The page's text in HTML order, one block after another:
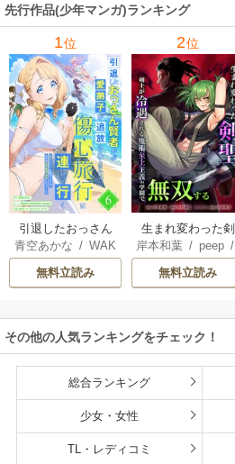
れて元パーティー
メンバーと世界に
復讐＆『ざま
ぁ！』します！
先行作品(少年マンガ)ランキング
1位
引退したおっさん
賢者だが愛弟子が
追放されてきたの
で傷心旅行に連れ
イフな旅のつもり
が、なぜか世界最
強の師弟になって
版】
青空あかな /WAK
ANA KURAGUCHI
pallet/アイラ
listaSTUDIO
無料立読み
2位
生まれ変わった剣
聖、剣士が冷遇さ
れる魔術至上主義
の学園で無双する
岸本和葉/ peep/
染野静也 /
/taskey STUDI
無料立読み
その他の人気ランキングをチェック！
総合ランキング
少女・女性
TL・レディコミ